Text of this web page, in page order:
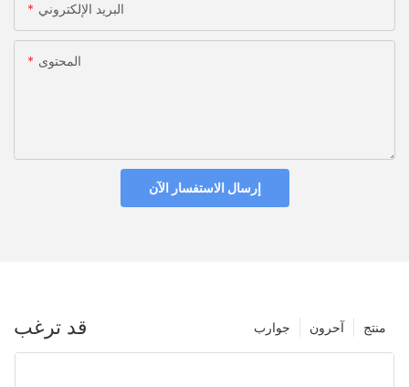
البريد الإلكتروني
المحتوى
إرسال الاستفسار الآن
قد ترغب منتج آحرون جوارب